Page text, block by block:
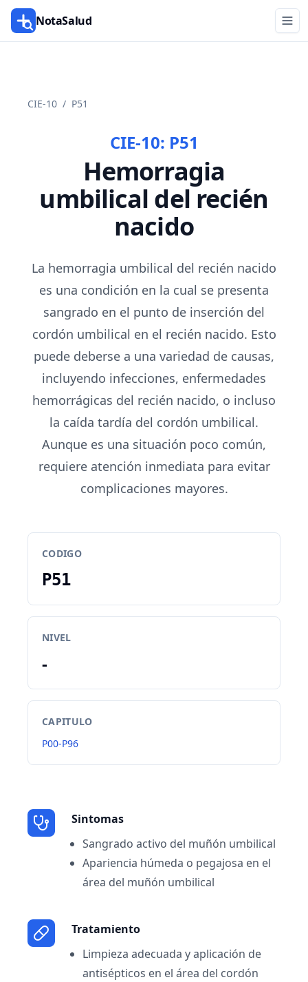
NotaSalud
CIE-10 / P51
CIE-10: P51
Hemorragia
umbilical del recién
nacido
La hemorragia umbilical del recién nacido
es una condición en la cual se presenta
sangrado en el punto de inserción del
cordón umbilical en el recién nacido. Esto
puede deberse a una variedad de causas,
incluyendo infecciones, enfermedades
hemorrágicas del recién nacido, o incluso
la caída tardía del cordón umbilical.
Aunque es una situación poco común,
requiere atención inmediata para evitar
complicaciones mayores.
CODIGO
P51
NIVEL
-
CAPITULO
P00-P96
Sintomas
Sangrado activo del muñón umbilical
Apariencia húmeda o pegajosa en el
área del muñón umbilical
Tratamiento
Limpieza adecuada y aplicación de
antisépticos en el área del cordón